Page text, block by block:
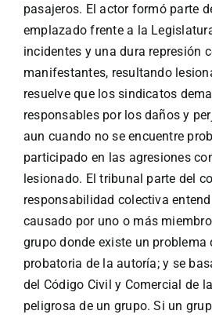
pasajeros. El actor formó parte
emplazado frente a la
incidentes y una dura represión
manifestantes, resultando
resuelve que los sindicatos
responsables por los daños y
aun cuando no se encuentre
participado en las agresiones
lesionado. El tribunal parte del
responsabilidad colectiva
causado por uno o más
grupo donde existe un problema
probatoria de la autoría; y se
del Código Civil y Comercial de
peligrosa de un grupo. Si un